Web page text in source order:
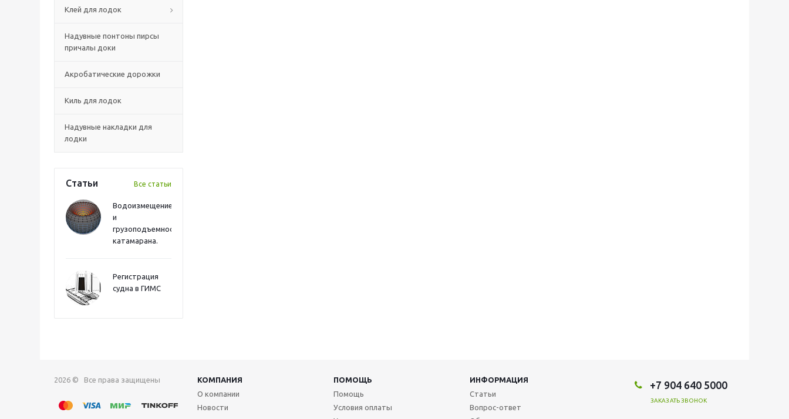
Клей для лодок
Надувные понтоны пирсы
причалы доки
Акробатические дорожки
Киль для лодок
Надувные накладки для
лодки
Статьи Все статьи
Водоизмещение
и
грузоподъемность
катамарана.
Регистрация
судна в ГИМС
2026 © Все права защищены КОМПАНИЯ ПОМОЩЬ
ИНФОРМАЦИЯ
О компании
Новости
Помощь
Условия оплаты
Статьи
Вопрос-ответ
+7 904 640 5000
ЗАКАЗАТЬ ЗВОНОК